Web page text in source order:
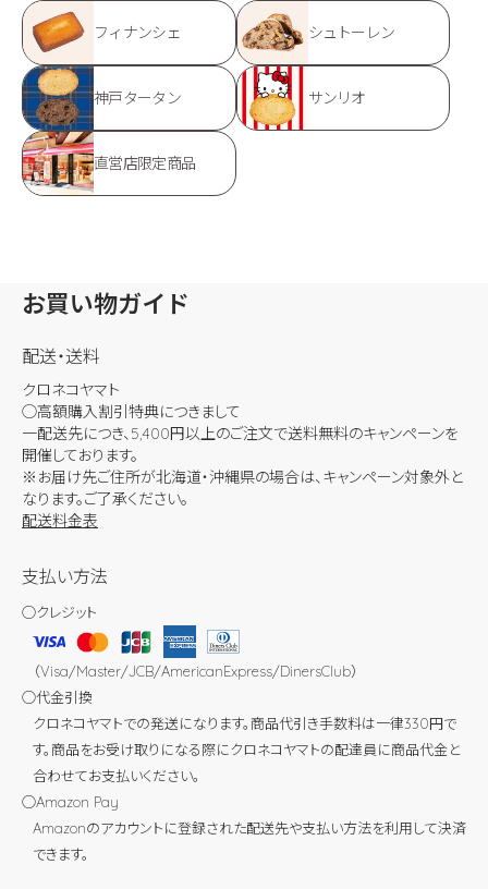
フィナンシェ シュトーレン
神戸タータン サンリオ
直営店限定商品
お買い物ガイド
配送・送料
クロネコヤマト
◯高額購入割引特典につきまして
一配送先につき、5,400円以上のご注文で送料無料のキャンペーンを
開催しております。
※お届け先ご住所が北海道・沖縄県の場合は、キャンペーン対象外と
なります。ご了承ください。
配送料金表
支払い方法
◯クレジット
（Visa/Master/JCB/AmericanExpress/DinersClub）
◯代金引換
クロネコヤマトでの発送になります。商品代引き手数料は一律330円で
す。商品をお受け取りになる際にクロネコヤマトの配達員に商品代金と
合わせてお支払いください。
◯Amazon Pay
Amazonのアカウントに登録された配送先や支払い方法を利用して決済
できます。